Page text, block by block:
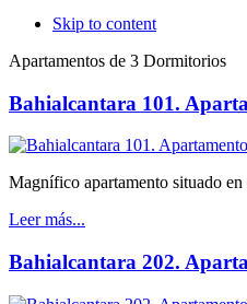
Skip to content
Apartamentos de 3 Dormitorios
Bahialcantara 101.
Magnífico apartamento situado
Leer más...
Bahialcantara 202.